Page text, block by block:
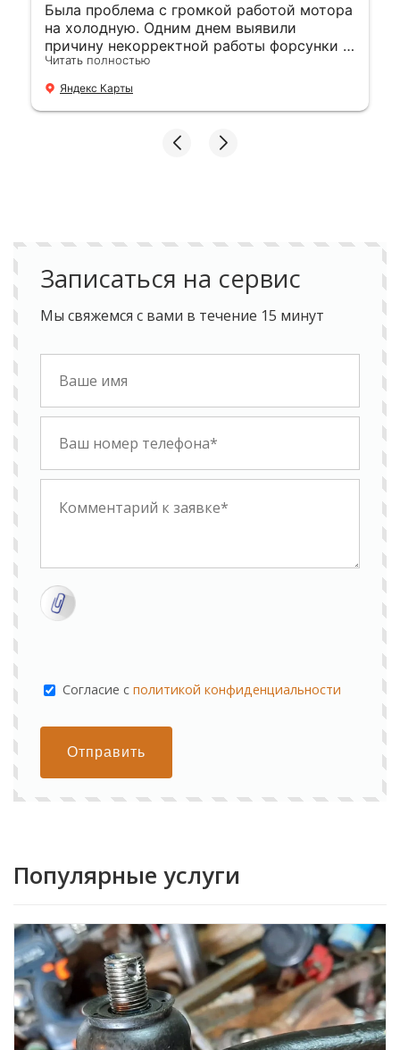
Была проблема с громкой работой мотора
на холодную. Одним днем выявили
причину некорректной работы форсунки и
устранили. 👍
Читать полностью
Яндекс Карты
Записаться на сервис
Мы свяжемся с вами в течение 15 минут
Cогласие сполитикой конфиденциальности
Отправить
Популярные услуги